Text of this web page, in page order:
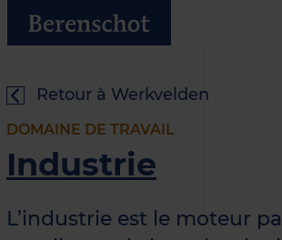
Retour à Werkvelden
DOMAINE DE TRAVAIL
Industrie
L’industrie est le moteur